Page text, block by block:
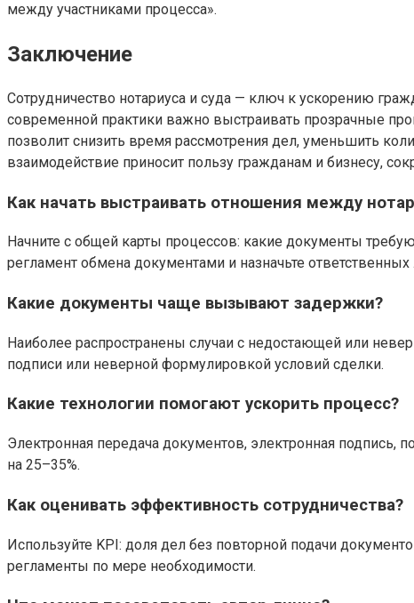
между участниками процесса».
Заключение
Сотрудничество нотариуса и суда — ключ к ускорению
современной практики важно выстраивать прозрачные
позволит снизить время рассмотрения дел, уменьшить
взаимодействие приносит пользу гражданам и бизнесу,
Как начать выстраивать отношения между
Начните с общей карты процессов: какие документы
регламент обмена документами и назначьте ответственных
Какие документы чаще вызывают задержки?
Наиболее распространены случаи с недостающей или
подписи или неверной формулировкой условий сделки.
Какие технологии помогают ускорить процесс?
Электронная передача документов, электронная подпись,
на 25–35%.
Как оценивать эффективность сотрудничества?
Используйте KPI: доля дел без повторной подачи
регламенты по мере необходимости.